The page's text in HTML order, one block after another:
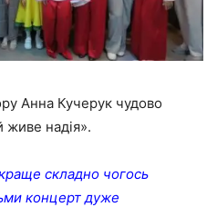
Анна Кучерук чудово
живе надія».
складно чогось
концерт дуже